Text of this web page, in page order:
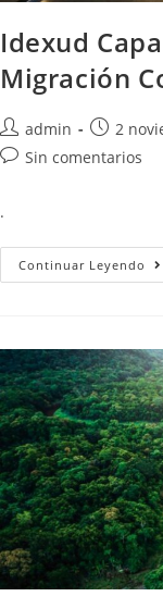
Idexud
Migración
admin 2
Sin comentarios
.
Continuar Leyendo